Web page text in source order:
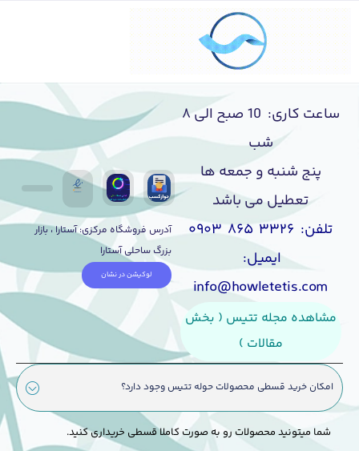
ساعت کاری: 10 صبح الی ۸
شب
پنج شنبه و جمعه ها
تعطیل می باشد
تلفن: ۳۳۲۶ ۸۶۵ ۰۹۰۳
ایمیل:
info@howletetis.com
مشاهده مجله تتیس ( بخش
مقالات )
آدرس فروشگاه مرکزی: آستارا ، بازار
بزرگ ساحلی آستارا
لوکیشن در نشان
امکان خرید قسطی محصولات حوله تتیس وجود دارد؟
شما میتونید محصولات رو به صورت کاملا قسطی خریداری کنید.